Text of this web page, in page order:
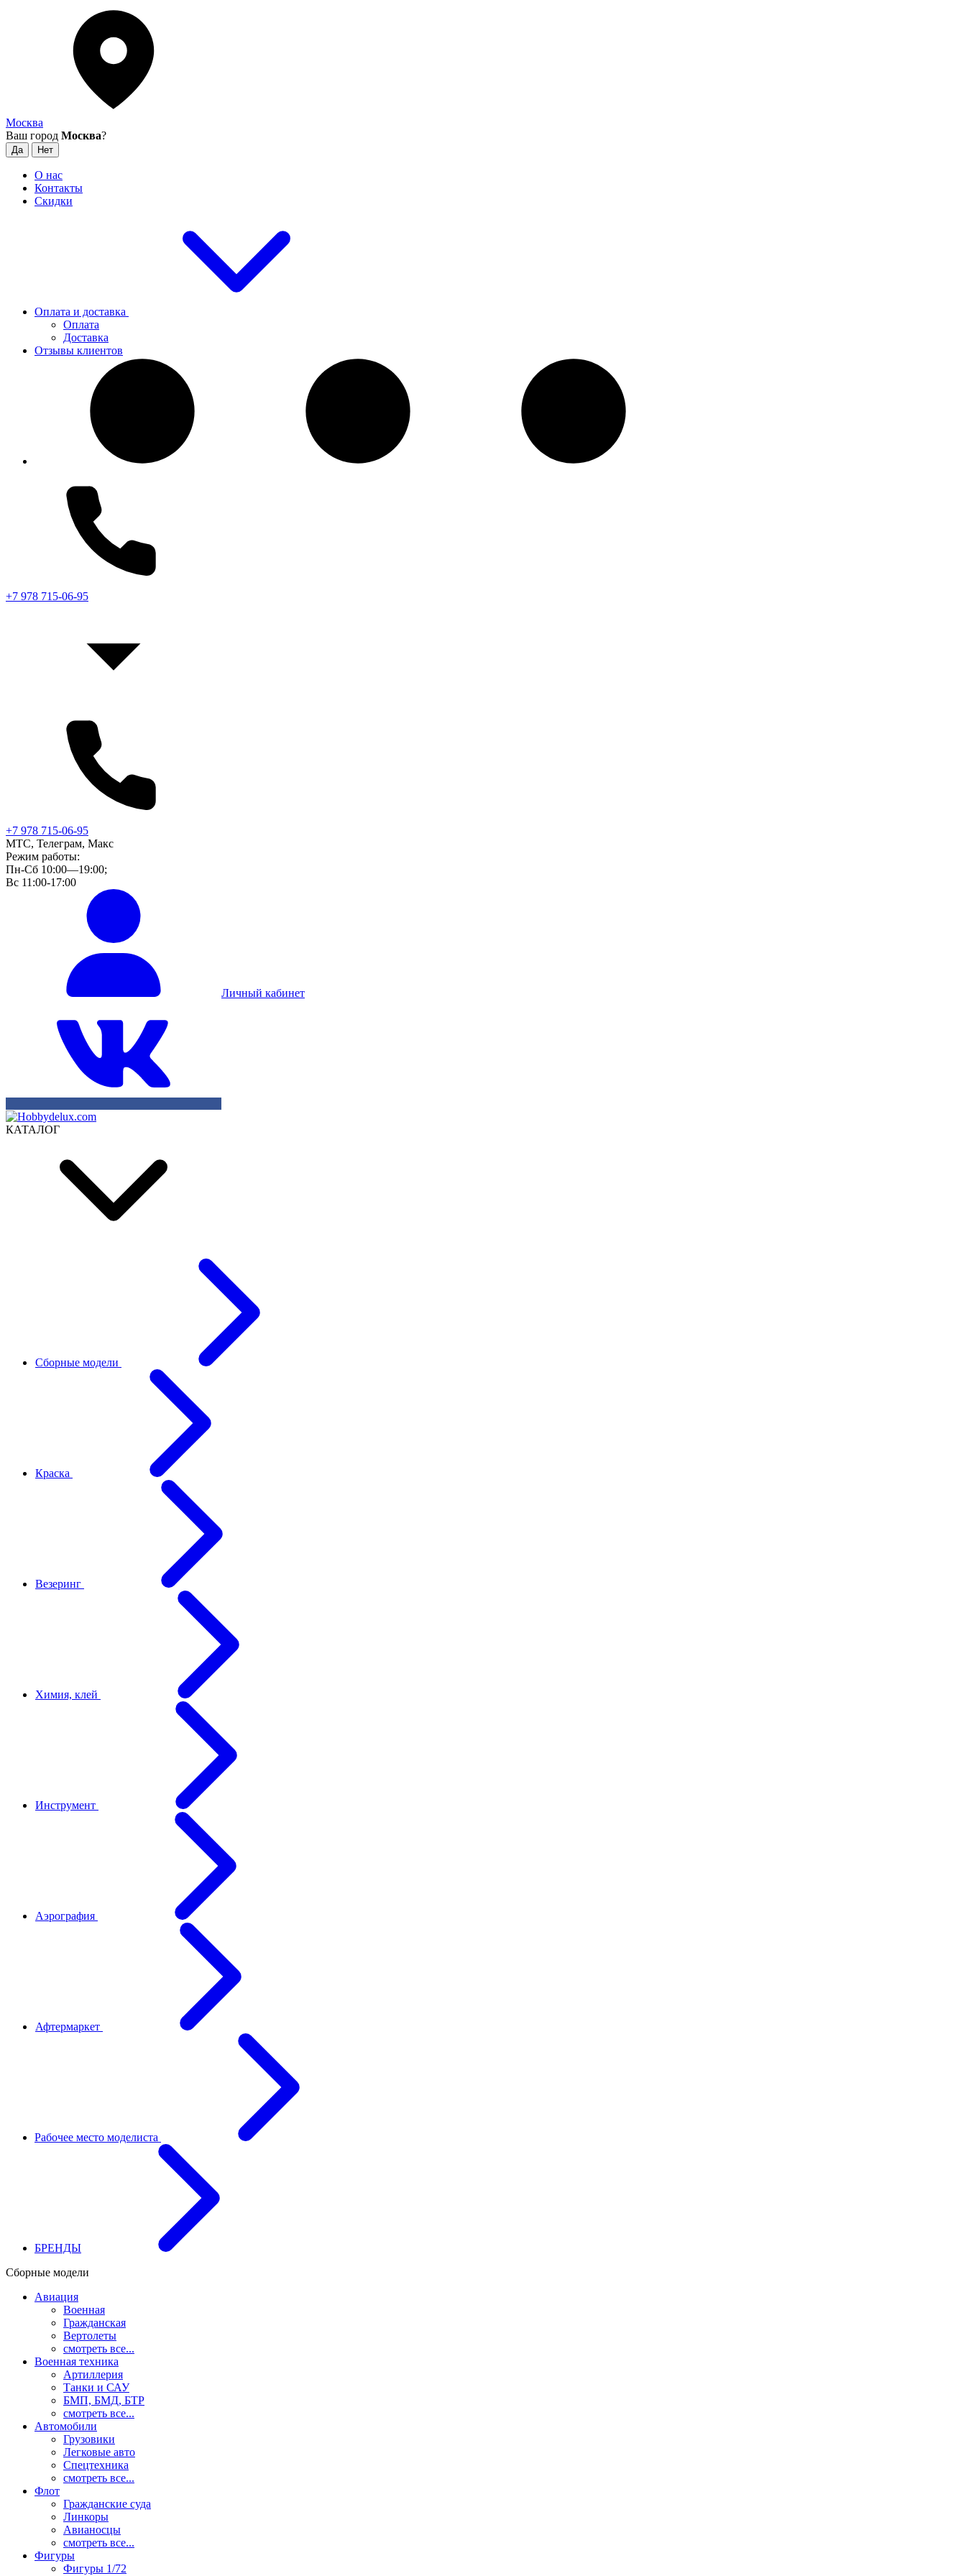
Москва
Ваш город Москва?
О нас
Контакты
Скидки
Оплата и доставка
Оплата
Доставка
Отзывы клиентов
+7 978 715-06-95
+7 978 715-06-95
МТС, Телеграм, Макс
Режим работы:
Пн-Сб 10:00—19:00;
Вс 11:00-17:00
Личный кабинет
КАТАЛОГ
Сборные модели
Краска
Везеринг
Химия, клей
Инструмент
Аэрография
Афтермаркет
Рабочее место моделиста
БРЕНДЫ
Сборные модели
Авиация
Военная
Гражданская
Вертолеты
смотреть все...
Военная техника
Артиллерия
Танки и САУ
БМП, БМД, БТР
смотреть все...
Автомобили
Грузовики
Легковые авто
Спецтехника
смотреть все...
Флот
Гражданские суда
Линкоры
Авианосцы
смотреть все...
Фигуры
Фигуры 1/72